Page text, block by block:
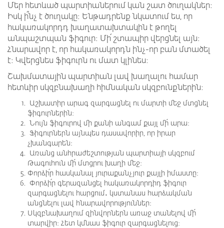
Մեր հետևած պարտիաներում կան շատ ծուղակներ։
Իսկ ի՞նչ է ծուղակը։ Ենթադրենք նկատում ես, որ
հակառակորդդ խաղատախտակին է թողել
անպաշտպան ֆիգուր։ Մի՛ շտապիր վերցնել այն։
Հնարավոր է, որ հակառակորդն ինչ-որ բան մտածել
է։ Կվերցնես ֆիգուրն ու մատ կլինես։
Շախմատային պարտիան լավ խաղալու համար
հետևիր սկզբնախաղի հիմնական սկզբունքներին։
Աշխատիր արագ զարգացնել ու մարտի մեջ մտցնել
ֆիգուրներին։
Նույն ֆիգուրով մի քանի անգամ քայլ մի՛ արա։
Ֆիգուրներն այնպես դասավորիր, որ իրար
չխանգարեն։
Առանց անհրաժեշտության պարտիայի սկզբում
Թագուհուն մի՛ մտցրու խաղի մեջ։
Փորձի՛ր հասկանալ յուրաքանչյուր քայլի իմաստը։
Փորձի՛ր գերազանցել հակառակորդիդ ֆիգուր
զարգացնելու հարցում․ կստանաս հարձակման
անցնելու լավ հնարավորություններ։
Սկզբնախաղում զինվորներն առաջ տանելով մի՛
տարվիր։ Հետ կմնաս ֆիգուր զարգացնելուց։